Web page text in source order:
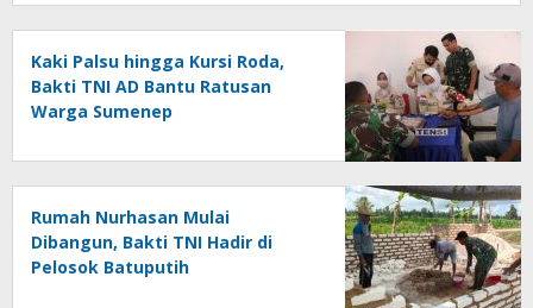
Kaki Palsu hingga Kursi Roda,
Bakti TNI AD Bantu Ratusan
Warga Sumenep
Rumah Nurhasan Mulai
Dibangun, Bakti TNI Hadir di
Pelosok Batuputih